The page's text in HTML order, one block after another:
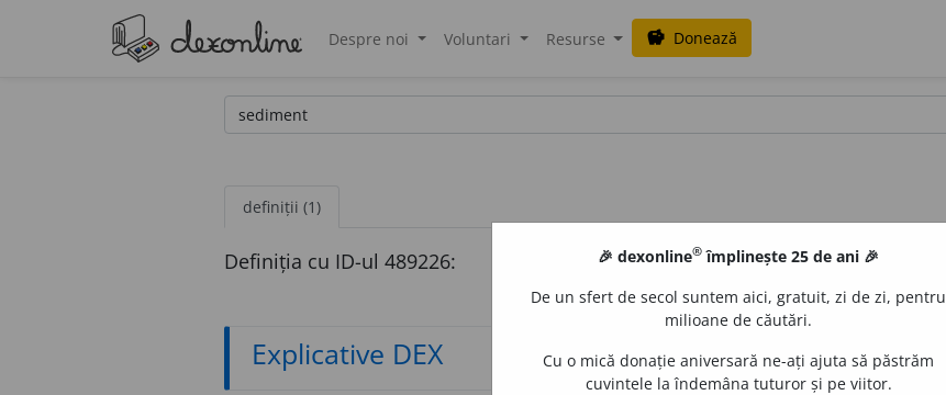
Despre noi Voluntari Resurse savings Donează
definiții (1)
Definiția cu ID-ul 489226:
Explicative DEX
🎉 dexonline® împlinește 25 de ani 🎉
De un sfert de secol suntem aici, gratuit, zi de zi, pentru
milioane de căutări.
Cu o mică donație aniversară ne-ați ajuta să păstrăm
cuvintele la îndemâna tuturor și pe viitor.